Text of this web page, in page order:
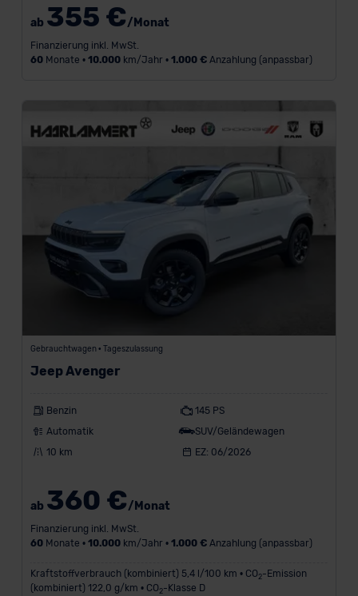
ab 355 €/Monat
Finanzierung inkl. MwSt.
60Monate • 10.000km/Jahr • 1.000 €Anzahlung (anpassbar)
Gebrauchtwagen • Tageszulassung
Jeep Avenger
Benzin
145 PS
Automatik
SUV/Geländewagen
10 km
EZ: 06/2026
ab 360 €/Monat
Finanzierung inkl. MwSt.
60Monate • 10.000km/Jahr • 1.000 €Anzahlung (anpassbar)
Kraftstoffverbrauch (kombiniert) 5,4 l/100 km • CO 2-Emission
(kombiniert) 122,0 g/km • CO 2-Klasse D